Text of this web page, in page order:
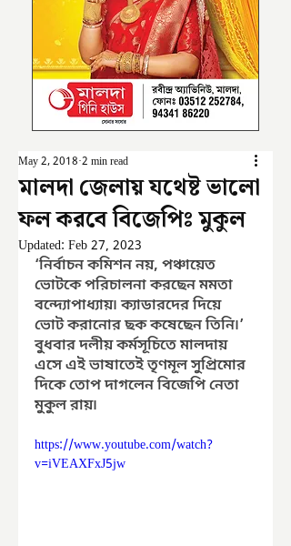
মালদা জেলায় যথেষ্ট ভালো
ফল করবে বিজেপিঃ মুকুল
May 2, 2018 2 min read
Updated: Feb 27, 2023
‘নির্বাচন কমিশন নয়, পঞ্চায়েত
ভোটকে পরিচালনা করছেন মমতা
বন্দ্যোপাধ্যায়৷ ক্যাডারদের দিয়ে
ভোট করানোর ছক কষেছেন তিনি৷’
বুধবার দলীয় কর্মসূচিতে মালদায়
এসে এই ভাষাতেই তৃণমূল সুপ্রিমোর
দিকে তোপ দাগলেন বিজেপি নেতা
মুকুল রায়৷
https://www.youtube.com/watch?
v=iVEAXFxJ5jw